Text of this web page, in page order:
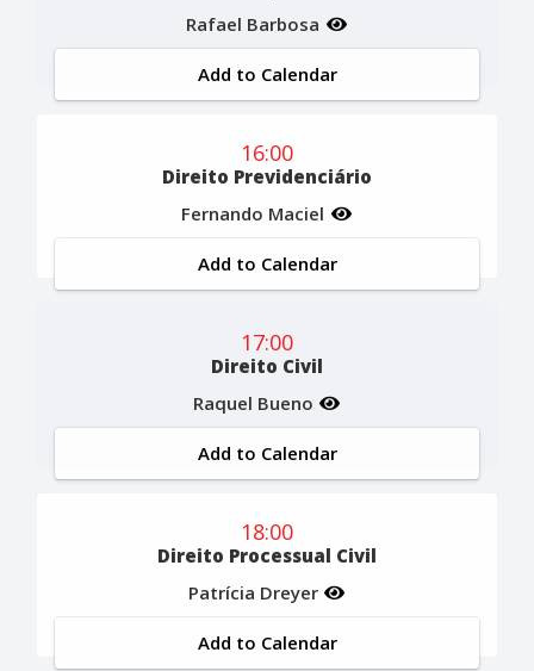
Rafael Barbosa
Add to Calendar
16:00
Direito Previdenciário
Fernando Maciel
Add to Calendar
17:00
Direito Civil
Raquel Bueno
Add to Calendar
18:00
Direito Processual Civil
Patrícia Dreyer
Add to Calendar